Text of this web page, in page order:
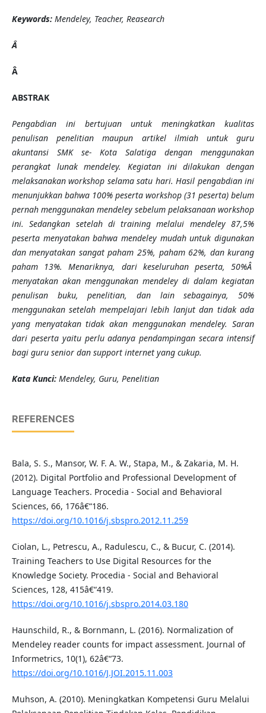
Keywords: Mendeley, Teacher, Reasearch
Â
Â
ABSTRAK
Pengabdian ini bertujuan untuk meningkatkan kualitas
penulisan penelitian maupun artikel ilmiah untuk guru
akuntansi SMK se- Kota Salatiga dengan menggunakan
perangkat lunak mendeley. Kegiatan ini dilakukan dengan
melaksanakan workshop selama satu hari. Hasil pengabdian ini
menunjukkan bahwa 100% peserta workshop (31 peserta) belum
pernah menggunakan mendeley sebelum pelaksanaan workshop
ini. Sedangkan setelah di training melalui mendeley 87,5%
peserta menyatakan bahwa mendeley mudah untuk digunakan
dan menyatakan sangat paham 25%, paham 62%, dan kurang
paham 13%. Menariknya, dari keseluruhan peserta, 50%Â
menyatakan akan menggunakan mendeley di dalam kegiatan
penulisan buku, penelitian, dan lain sebagainya, 50%
menggunakan setelah mempelajari lebih lanjut dan tidak ada
yang menyatakan tidak akan menggunakan mendeley. Saran
dari peserta yaitu perlu adanya pendampingan secara intensif
bagi guru senior dan support internet yang cukup.
Kata Kunci:Mendeley, Guru, Penelitian
REFERENCES
Bala, S. S., Mansor, W. F. A. W., Stapa, M., & Zakaria, M. H.
(2012). Digital Portfolio and Professional Development of
Language Teachers. Procedia - Social and Behavioral
Sciences, 66, 176â€“186.
https://doi.org/10.1016/j.sbspro.2012.11.259
Ciolan, L., Petrescu, A., Radulescu, C., & Bucur, C. (2014).
Training Teachers to Use Digital Resources for the
Knowledge Society. Procedia - Social and Behavioral
Sciences, 128, 415â€“419.
https://doi.org/10.1016/j.sbspro.2014.03.180
Haunschild, R., & Bornmann, L. (2016). Normalization of
Mendeley reader counts for impact assessment. Journal of
Informetrics, 10(1), 62â€“73.
https://doi.org/10.1016/J.JOI.2015.11.003
Muhson, A. (2010). Meningkatkan Kompetensi Guru Melalui